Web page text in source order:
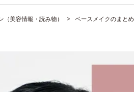
（美容情報・読み物） ベースメイクのまとめ